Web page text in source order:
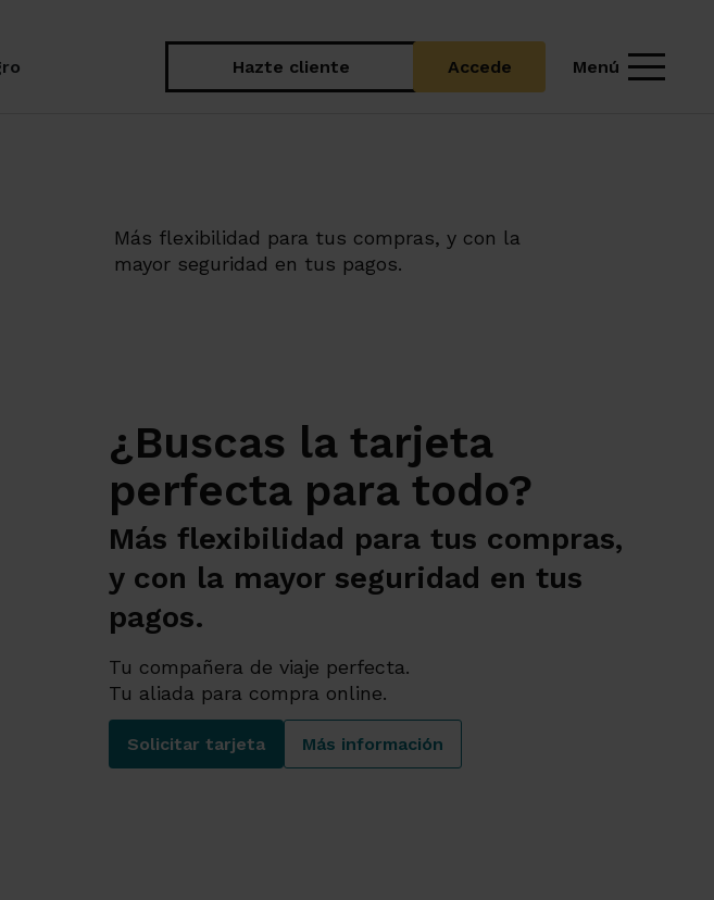
Hazte cliente Accede Menú
Más flexibilidad para tus compras, y con la
mayor seguridad en tus pagos.
¿Buscas la tarjeta
perfecta para todo?
Más flexibilidad para tus compras,
y con la mayor seguridad en tus
pagos.
Tu compañera de viaje perfecta.
Tu aliada para compra online.
Solicitar tarjeta
¿Buscas la tarjeta perfecta para todo?
Más información¿Buscas la tarjeta perfecta para todo?